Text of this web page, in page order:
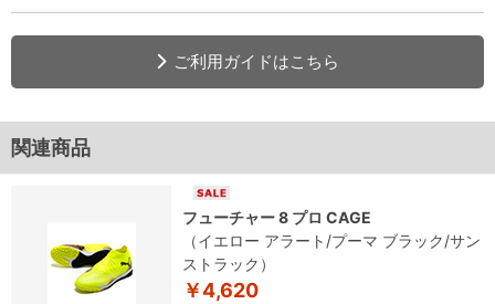
ご利用ガイドはこちら
関連商品
フューチャー 8 プロ CAGE
（イエロー アラート/プーマ ブラック/サン
ストラック）
￥4,620